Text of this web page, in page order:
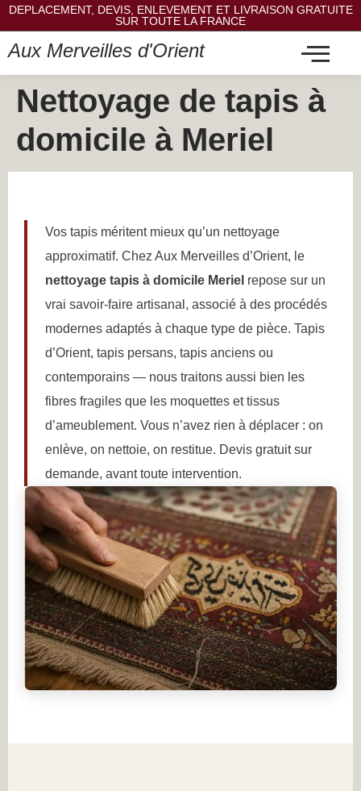
DEPLACEMENT, DEVIS, ENLEVEMENT ET LIVRAISON GRATUITE
SUR TOUTE LA FRANCE
Aux Merveilles d'Orient
Nettoyage de tapis à
domicile à Meriel
Vos tapis méritent mieux qu’un nettoyage
approximatif. Chez Aux Merveilles d’Orient, le
nettoyage tapis à domicile Meriel repose sur un
vrai savoir-faire artisanal, associé à des procédés
modernes adaptés à chaque type de pièce. Tapis
d’Orient, tapis persans, tapis anciens ou
contemporains — nous traitons aussi bien les
fibres fragiles que les moquettes et tissus
d’ameublement. Vous n’avez rien à déplacer : on
enlève, on nettoie, on restitue. Devis gratuit sur
demande, avant toute intervention.